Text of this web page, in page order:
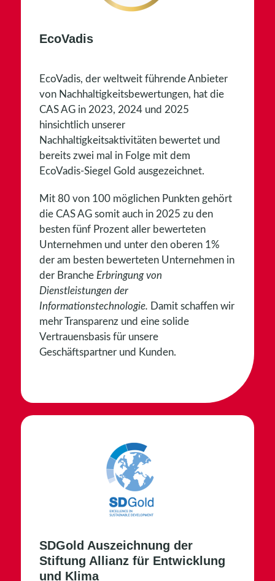
EcoVadis
EcoVadis, der weltweit führende Anbieter
von Nachhaltigkeitsbewertungen, hat die
CAS AG in 2023, 2024 und 2025
hinsichtlich unserer
Nachhaltigkeitsaktivitäten bewertet und
bereits zwei mal in Folge mit dem
EcoVadis-Siegel Gold ausgezeichnet.
Mit 80 von 100 möglichen Punkten gehört
die CAS AG somit auch in 2025 zu den
besten fünf Prozent aller bewerteten
Unternehmen und unter den oberen 1%
der am besten bewerteten Unternehmen in
der Branche Erbringung von
Dienstleistungen der
Informationstechnologie. Damit schaffen wir
mehr Transparenz und eine solide
Vertrauensbasis für unsere
Geschäftspartner und Kunden.
SDGold Auszeichnung der
Stiftung Allianz für Entwicklung
und Klima